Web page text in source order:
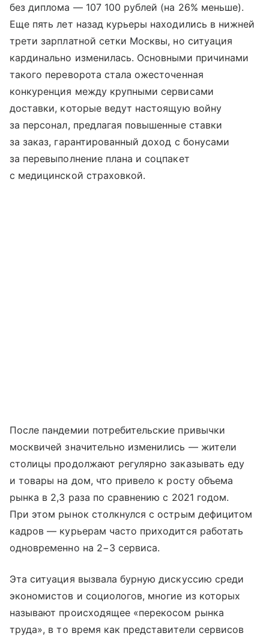
без диплома — 107 100 рублей (на 26% меньше).
Еще пять лет назад курьеры находились в нижней
трети зарплатной сетки Москвы, но ситуация
кардинально изменилась. Основными причинами
такого переворота стала ожесточенная
конкуренция между крупными сервисами
доставки, которые ведут настоящую войну
за персонал, предлагая повышенные ставки
за заказ, гарантированный доход с бонусами
за перевыполнение плана и соцпакет
с медицинской страховкой.
После пандемии потребительские привычки
москвичей значительно изменились — жители
столицы продолжают регулярно заказывать еду
и товары на дом, что привело к росту объема
рынка в 2,3 раза по сравнению с 2021 годом.
При этом рынок столкнулся с острым дефицитом
кадров — курьерам часто приходится работать
одновременно на 2−3 сервиса.
Эта ситуация вызвала бурную дискуссию среди
экономистов и социологов, многие из которых
называют происходящее «перекосом рынка
труда», в то время как представители сервисов